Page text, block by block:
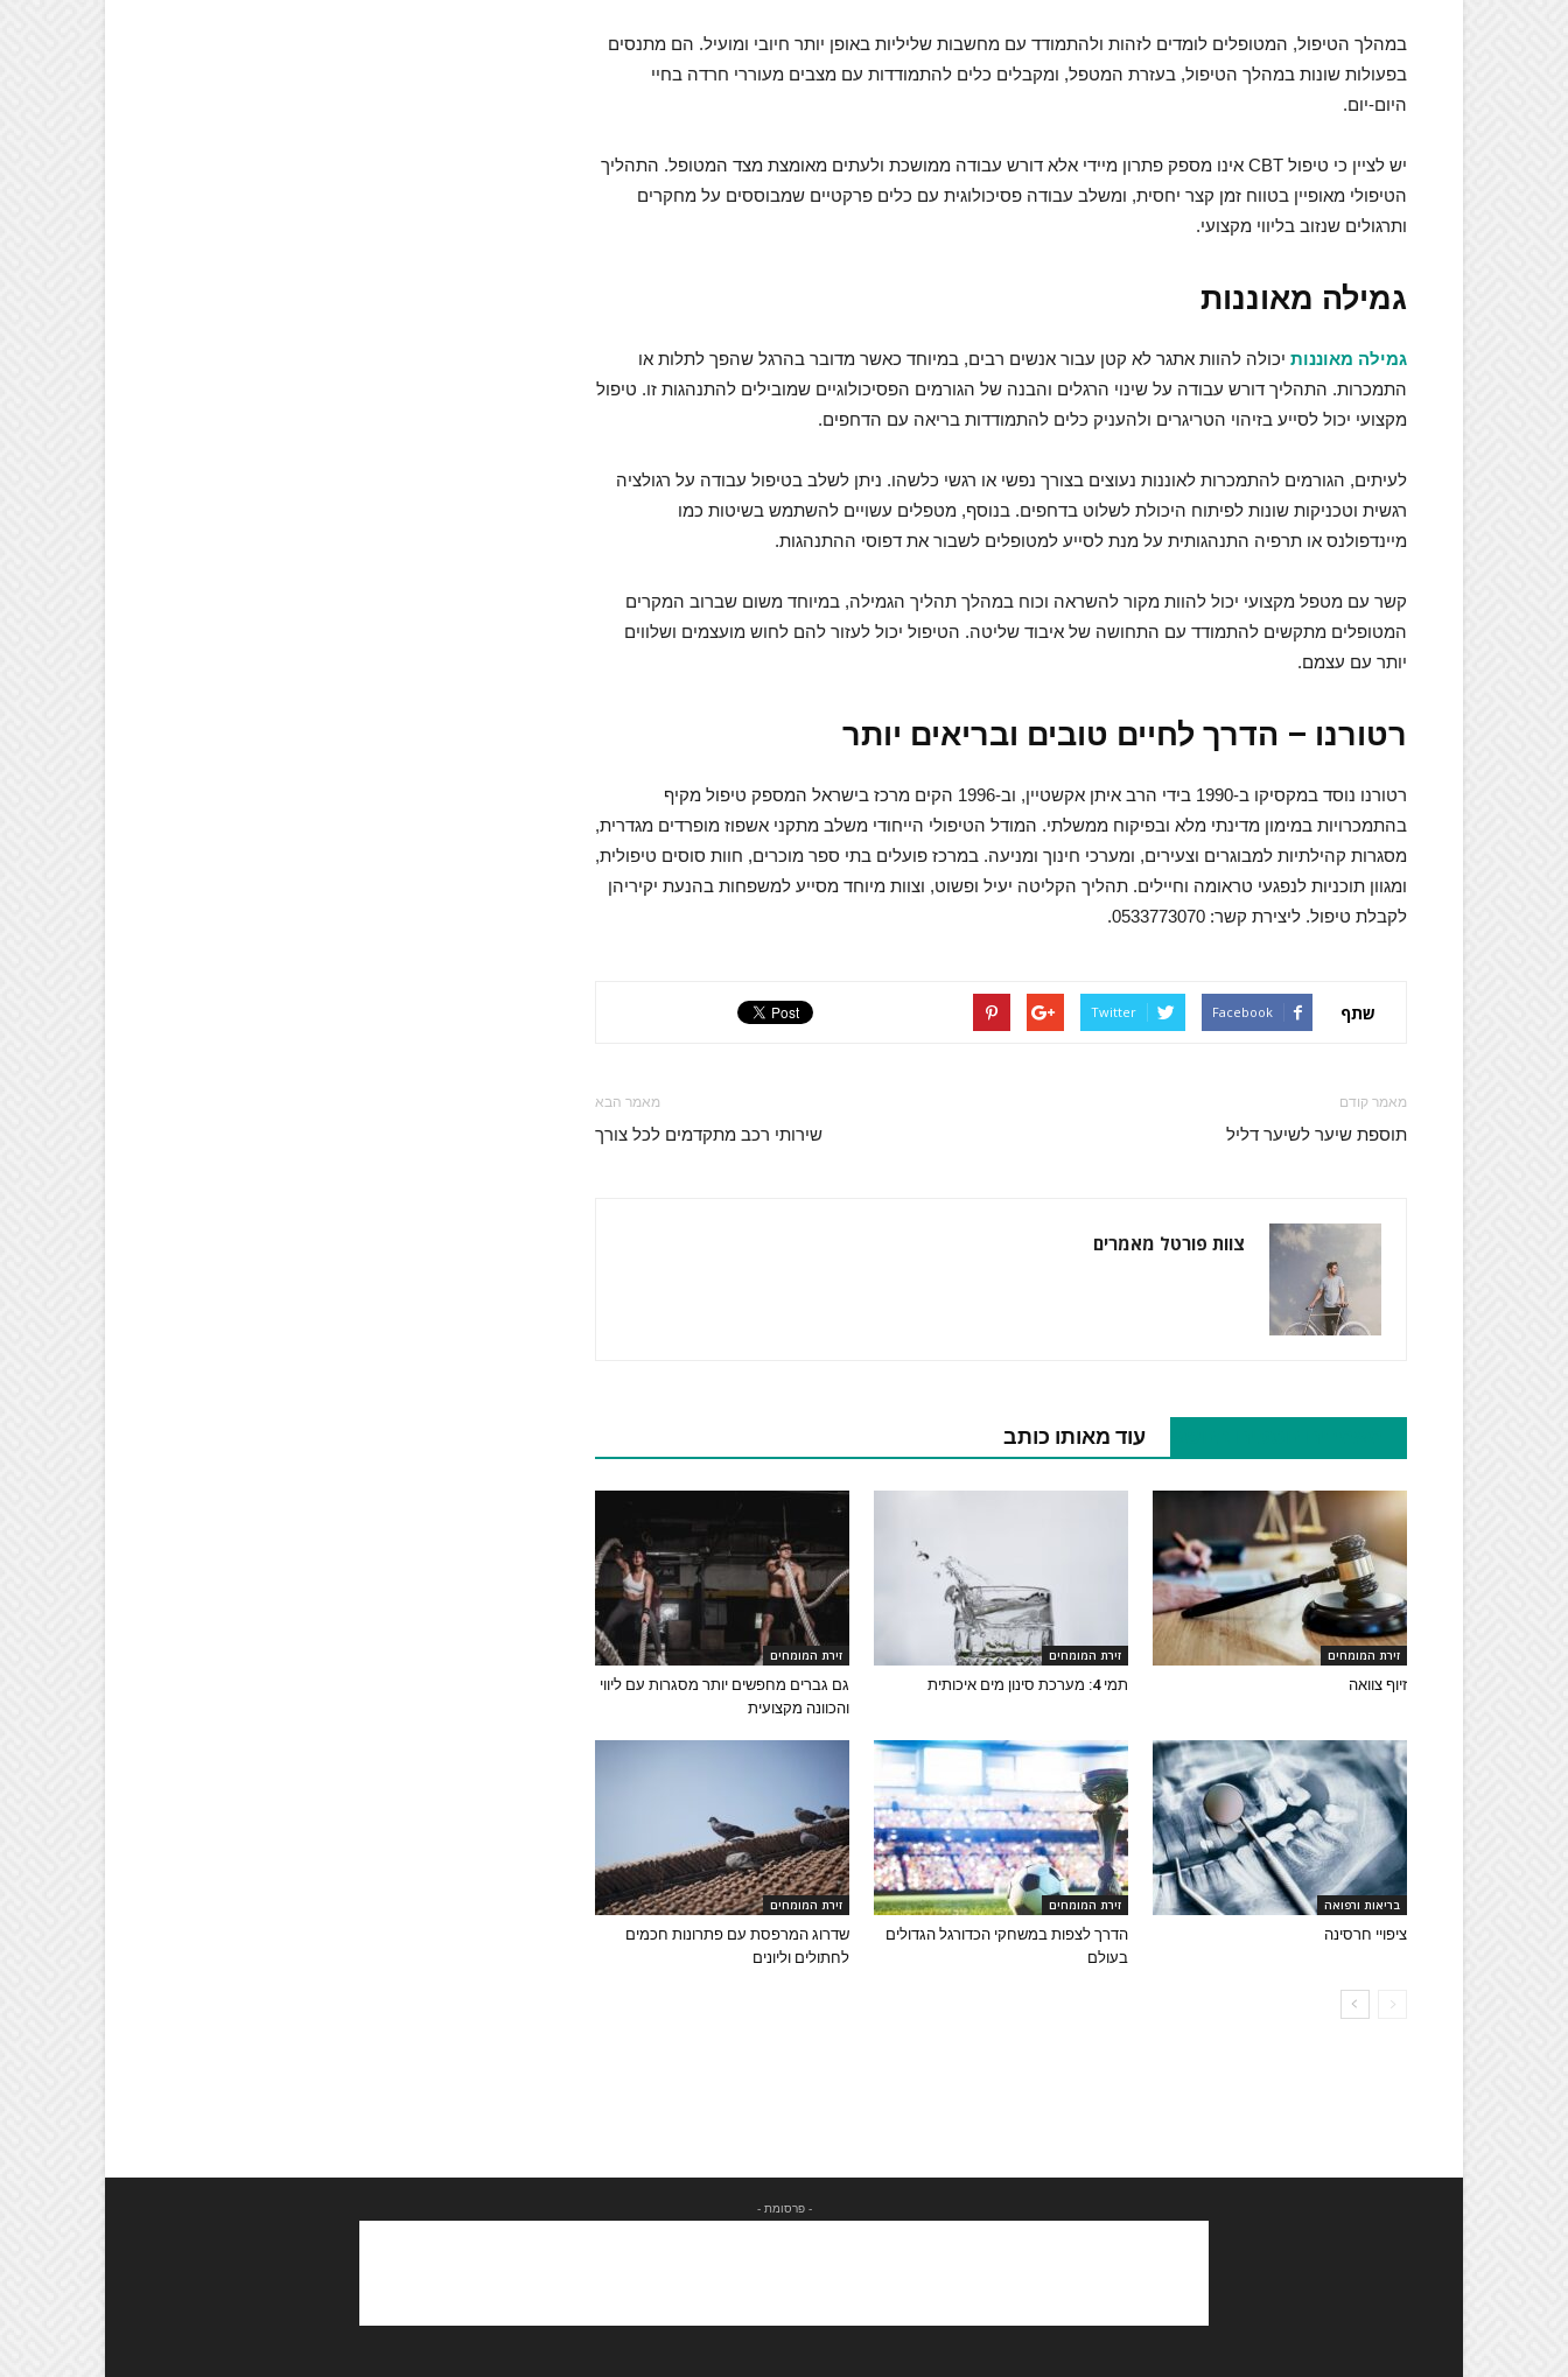
במהלך הטיפול, המטופלים לומדים לזהות ולהתמודד עם מחשבות שליליות באופן יותר חיובי ומועיל. הם מתנסים
בפעולות שונות במהלך הטיפול, בעזרת המטפל, ומקבלים כלים להתמודדות עם מצבים מעוררי חרדה בחיי
היום-יום.
יש לציין כי טיפול CBT אינו מספק פתרון מיידי אלא דורש עבודה ממושכת ולעתים מאומצת מצד המטופל. התהליך
הטיפולי מאופיין בטווח זמן קצר יחסית, ומשלב עבודה פסיכולוגית עם כלים פרקטיים שמבוססים על מחקרים
ותרגולים שנזוב בליווי מקצועי.
גמילה מאוננות
גמילה מאוננות יכולה להוות אתגר לא קטן עבור אנשים רבים, במיוחד כאשר מדובר בהרגל שהפך לתלות או
התמכרות. התהליך דורש עבודה על שינוי הרגלים והבנה של הגורמים הפסיכולוגיים שמובילים להתנהגות זו. טיפול
מקצועי יכול לסייע בזיהוי הטריגרים ולהעניק כלים להתמודדות בריאה עם הדחפים.
לעיתים, הגורמים להתמכרות לאוננות נעוצים בצורך נפשי או רגשי כלשהו. ניתן לשלב בטיפול עבודה על רגולציה
רגשית וטכניקות שונות לפיתוח היכולת לשלוט בדחפים. בנוסף, מטפלים עשויים להשתמש בשיטות כמו
מיינדפולנס או תרפיה התנהגותית על מנת לסייע למטופלים לשבור את דפוסי ההתנהגות.
קשר עם מטפל מקצועי יכול להוות מקור להשראה וכוח במהלך תהליך הגמילה, במיוחד משום שברוב המקרים
המטופלים מתקשים להתמודד עם התחושה של איבוד שליטה. הטיפול יכול לעזור להם לחוש מועצמים ושלווים
יותר עם עצמם.
רטורנו – הדרך לחיים טובים ובריאים יותר
רטורנו נוסד במקסיקו ב-1990 בידי הרב איתן אקשטיין, וב-1996 הקים מרכז בישראל המספק טיפול מקיף
בהתמכרויות במימון מדינתי מלא ובפיקוח ממשלתי. המודל הטיפולי הייחודי משלב מתקני אשפוז מופרדים מגדרית,
מסגרות קהילתיות למבוגרים וצעירים, ומערכי חינוך ומניעה. במרכז פועלים בתי ספר מוכרים, חוות סוסים טיפולית,
ומגוון תוכניות לנפגעי טראומה וחיילים. תהליך הקליטה יעיל ופשוט, וצוות מיוחד מסייע למשפחות בהנעת יקיריהן
לקבלת טיפול. ליצירת קשר: 0533773070.
שתף Facebook
Twitter
מאמר קודם
תוספת שיער לשיער דליל
מאמר הבא
שירותי רכב מתקדמים לכל צורך
צוות פורטל מאמרים
עוד מאותו כותב
זירת המומחים
זיוף צוואה
זירת המומחים
תמי 4: מערכת סינון מים איכותית
זירת המומחים
גם גברים מחפשים יותר מסגרות עם ליווי
והכוונה מקצועית
בריאות ורפואה
ציפויי חרסינה
זירת המומחים
הדרך לצפות במשחקי הכדורגל הגדולים
בעולם
זירת המומחים
שדרוג המרפסת עם פתרונות חכמים
לחתולים וליונים
- פרסומת -